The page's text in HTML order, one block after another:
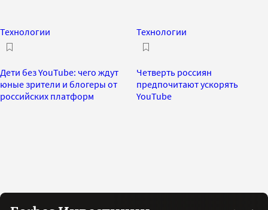
Технологии
Дети без YouTube: чего ждут
юные зрители и блогеры от
российских платформ
Технологии
Четверть россиян
предпочитают ускорять
YouTube